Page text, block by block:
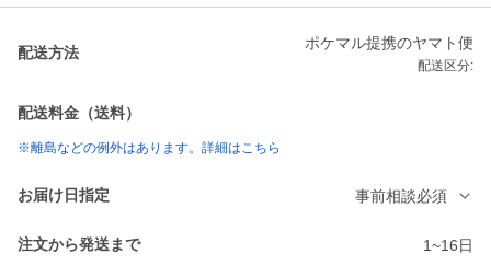
配送方法
ポケマル提携のヤマト便
配送区分:
配送料金（送料）
※離島などの例外はあります。詳細はこちら
お届け日指定 事前相談必須
注文から発送まで 1~16日